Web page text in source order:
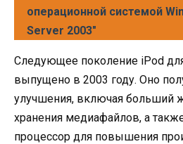
операционной системой
Server 2003"
Следующее поколение iPod
выпущено в 2003 году. Оно
улучшения, включая больший
хранения медиафайлов, а
процессор для повышения